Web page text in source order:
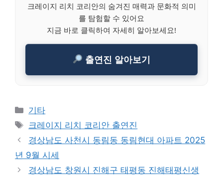
크레이지 리치 코리안의 숨겨진 매력과 문화적 의미
를 탐험할 수 있어요
지금 바로 클릭하여 자세히 알아보세요!
출연진 알아보기
Categories
기타
Tags
크레이지 리치 코리안 출연진
경상남도 사천시 동림동 동림현대 아파트 2025
년 9월 시세
경상남도 창원시 진해구 태평동 진해태평신생